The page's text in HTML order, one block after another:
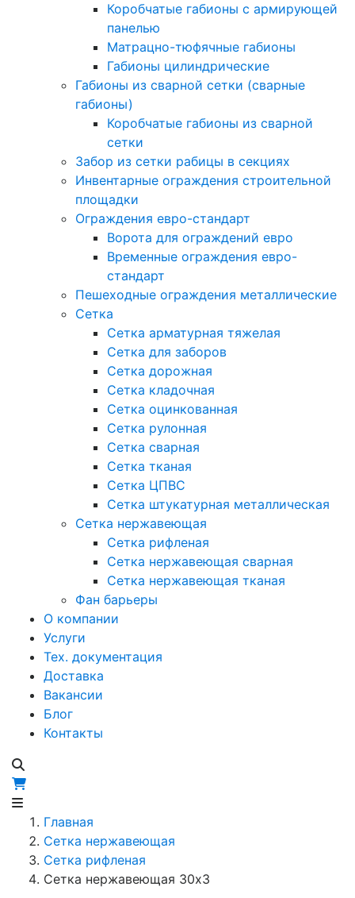
Коробчатые габионы с армирующей
панелью
Матрацно-тюфячные габионы
Габионы цилиндрические
Габионы из сварной сетки (сварные
габионы)
Коробчатые габионы из сварной
сетки
Забор из сетки рабицы в секциях
Инвентарные ограждения строительной
площадки
Ограждения евро-стандарт
Ворота для ограждений евро
Временные ограждения евро-
стандарт
Пешеходные ограждения металлические
Сетка
Сетка арматурная тяжелая
Сетка для заборов
Сетка дорожная
Сетка кладочная
Сетка оцинкованная
Сетка рулонная
Сетка сварная
Сетка тканая
Сетка ЦПВС
Сетка штукатурная металлическая
Сетка нержавеющая
Сетка рифленая
Сетка нержавеющая сварная
Сетка нержавеющая тканая
Фан барьеры
О компании
Услуги
Тех. документация
Доставка
Вакансии
Блог
Контакты
Главная
Сетка нержавеющая
Сетка рифленая
Сетка нержавеющая 30х3